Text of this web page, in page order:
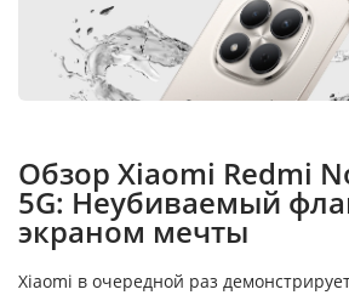
Обзор Xiaomi Redmi
5G: Неубиваемый
экраном мечты
Xiaomi в очередной раз